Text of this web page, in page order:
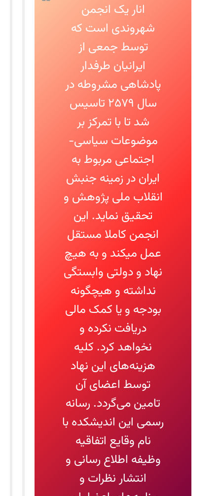
انار یک انجمن
شهروندی است که
توسط جمعی از
ایرانیان طرفدار
پادشاهی مشروطه در
سال ۲۵۷۹ تاسیس
شد تا با تمرکز بر
موضوعات سیاسی-
اجتماعی مربوط به
ایران در زمینه جنبش
انقلاب ملی پژوهش و
تحقیق نماید. این
انجمن کاملا مستقل
عمل میکند و به هیچ
نهاد و دولتی وابستگی
نداشته و هیچگونه
بودجه و یا کمک مالی
دریافت نکرده و
نخواهد کرد. کلیه
هزینه‌های این نهاد
توسط اعضای آن
تامین می‌گردد. رسانه
رسمی این اندیشکده با
نام وقایع اتفاقیه
وظیفه اطلاع رسانی و
انتشار نظرات و